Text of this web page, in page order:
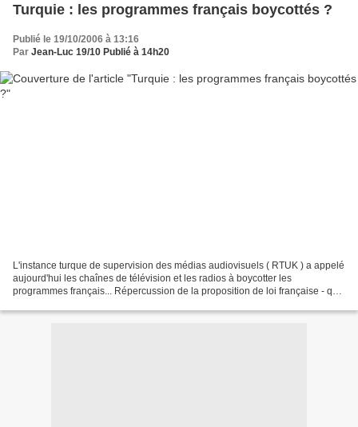
Turquie : les programmes français boycottés ?
Publié le 19/10/2006 à 13:16
Par Jean-Luc 19/10 Publié à 14h20
L'instance turque de supervision des médias audiovisuels ( RTUK ) a appelé
aujourd'hui les chaînes de télévision et les radios à boycotter les
programmes français... Répercussion de la proposition de loi française - qui